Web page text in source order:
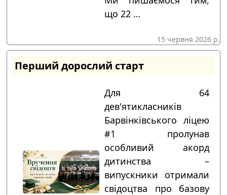
що 22 …
15 червня 2026 р.
Перший дорослий старт
Для 64
дев'ятикласників
Барвінківського ліцею
#1 пролунав
особливий акорд
дитинства –
випускники отримали
свідоцтва про базову